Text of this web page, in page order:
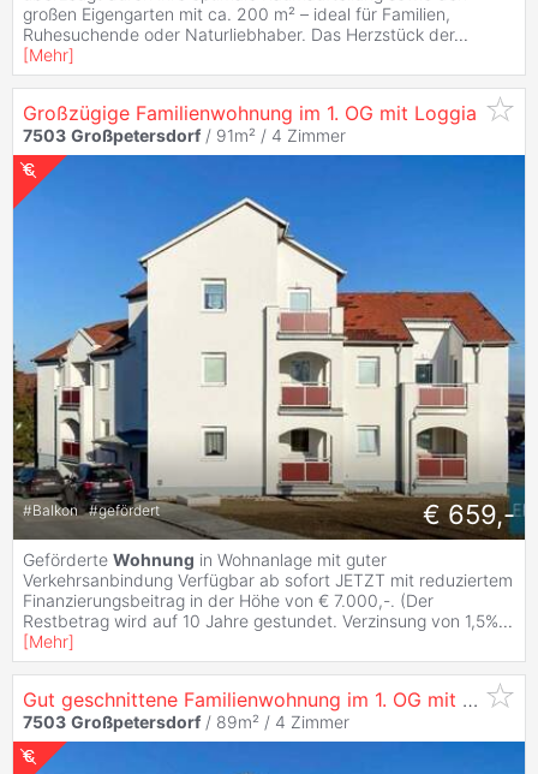
großen Eigengarten mit ca. 200 m² – ideal für Familien,
Ruhesuchende oder Naturliebhaber. Das Herzstück der...
[Mehr]
Großzügige Familienwohnung im 1. OG mit Loggia
7503 Großpetersdorf / 91m² / 4 Zimmer
#Balkon #gefördert € 659,-
Geförderte Wohnung in Wohnanlage mit guter
Verkehrsanbindung Verfügbar ab sofort JETZT mit reduziertem
Finanzierungsbeitrag in der Höhe von € 7.000,-. (Der
Restbetrag wird auf 10 Jahre gestundet. Verzinsung von 1,5%...
[Mehr]
Gut geschnittene Familienwohnung im 1. OG mit Loggia
7503 Großpetersdorf / 89m² / 4 Zimmer